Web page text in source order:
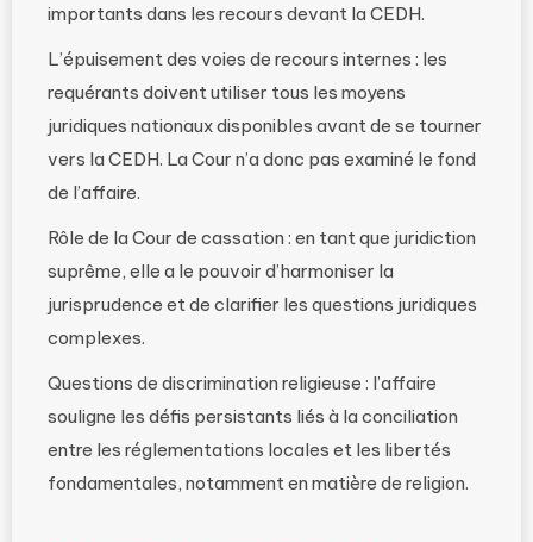
importants dans les recours devant la CEDH.
L’épuisement des voies de recours internes : les
requérants doivent utiliser tous les moyens
juridiques nationaux disponibles avant de se tourner
vers la CEDH. La Cour n’a donc pas examiné le fond
de l’affaire.
Rôle de la Cour de cassation : en tant que juridiction
suprême, elle a le pouvoir d’harmoniser la
jurisprudence et de clarifier les questions juridiques
complexes.
Questions de discrimination religieuse : l’affaire
souligne les défis persistants liés à la conciliation
entre les réglementations locales et les libertés
fondamentales, notamment en matière de religion.